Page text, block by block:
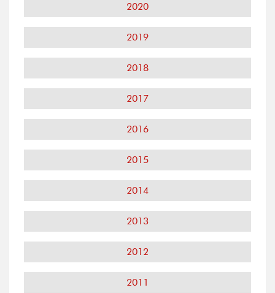
2020
2019
2018
2017
2016
2015
2014
2013
2012
2011